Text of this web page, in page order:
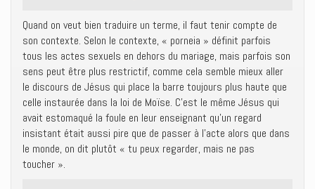
Quand on veut bien traduire un terme, il faut tenir compte de
son contexte. Selon le contexte, « porneia » définit parfois
tous les actes sexuels en dehors du mariage, mais parfois son
sens peut être plus restrictif, comme cela semble mieux aller
le discours de Jésus qui place la barre toujours plus haute que
celle instaurée dans la loi de Moïse. C’est le même Jésus qui
avait estomaqué la foule en leur enseignant qu’un regard
insistant était aussi pire que de passer à l’acte alors que dans
le monde, on dit plutôt « tu peux regarder, mais ne pas
toucher ».